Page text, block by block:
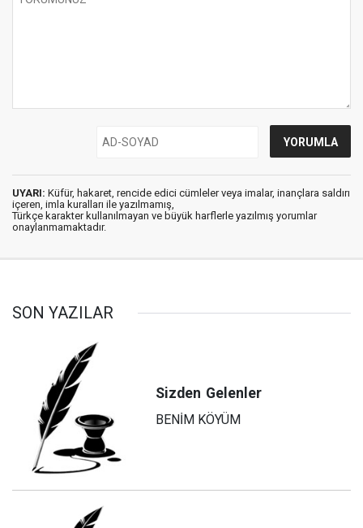
UYARI: Küfür, hakaret, rencide edici cümleler veya imalar, inançlara saldırı
içeren, imla kuralları ile yazılmamış,
Türkçe karakter kullanılmayan ve büyük harflerle yazılmış yorumlar
onaylanmamaktadır.
SON YAZILAR
Sizden Gelenler
BENİM KÖYÜM